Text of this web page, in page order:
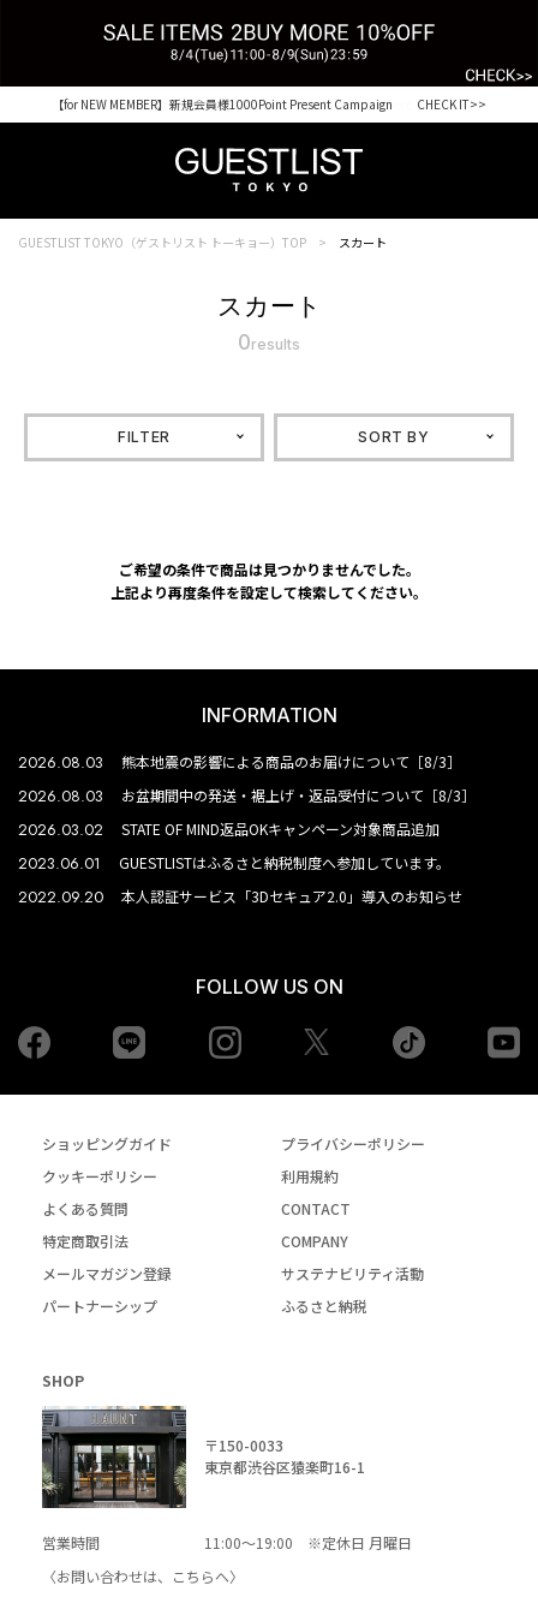
Shopping from outside Japan? Visit our Global Site here. >>
【for NEW MEMBER】新規会員様1000Point Present Campaign CHECK IT>>
GUESTLIST TOKYO（ゲストリスト トーキョー）TOP スカート
スカート
0results
FILTER SORT BY
ご希望の条件で商品は見つかりませんでした。
上記より再度条件を設定して検索してください。
INFORMATION
2026.08.03 熊本地震の影響による商品のお届けについて［8/3］
2026.08.03 お盆期間中の発送・裾上げ・返品受付について［8/3］
2026.03.02 STATE OF MIND返品OKキャンペーン対象商品追加
2023.06.01 GUESTLISTはふるさと納税制度へ参加しています。
2022.09.20 本人認証サービス「3Dセキュア2.0」導入のお知らせ
FOLLOW US ON
Facebook Instagram tiktok
ショッピングガイド
プライバシーポリシー
クッキーポリシー
利用規約
よくある質問
CONTACT
特定商取引法
COMPANY
メールマガジン登録
サステナビリティ活動
パートナーシップ
ふるさと納税
SHOP
〒150-0033
東京都渋谷区猿楽町16-1
営業時間
11:00～19:00 ※定休日 月曜日
〈お問い合わせは、
こちらへ〉